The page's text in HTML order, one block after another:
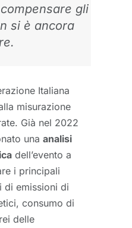
gli
si è ancora
Italiana
misurazione
Già nel 2022
una analisi
dell’evento a
i principali
di emissioni di
consumo di
delle